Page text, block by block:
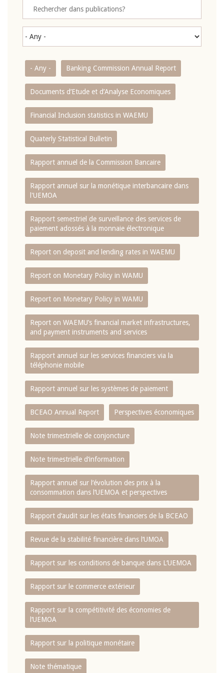
- Any - Banking Commission Annual Report
Documents d’Etude et d’Analyse Economiques
Financial Inclusion statistics in WAEMU
Quaterly Statistical Bulletin
Rapport annuel de la Commission Bancaire
Rapport annuel sur la monétique interbancaire dans
l'UEMOA
Rapport semestriel de surveillance des services de
paiement adossés à la monnaie électronique
Report on deposit and lending rates in WAEMU
Report on Monetary Policy in WAMU
Report on Monetary Policy in WAMU
Report on WAEMU’s financial market infrastructures,
and payment instruments and services
Rapport annuel sur les services financiers via la
téléphonie mobile
Rapport annuel sur les systèmes de paiement
BCEAO Annual Report Perspectives économiques
Note trimestrielle de conjoncture
Note trimestrielle d‘information
Rapport annuel sur l‘évolution des prix à la
consommation dans l‘UEMOA et perspectives
Rapport d‘audit sur les états financiers de la BCEAO
Revue de la stabilité financière dans l‘UMOA
Rapport sur les conditions de banque dans L‘UEMOA
Rapport sur le commerce extérieur
Rapport sur la compétitivité des économies de
l‘UEMOA
Rapport sur la politique monétaire
Note thématique